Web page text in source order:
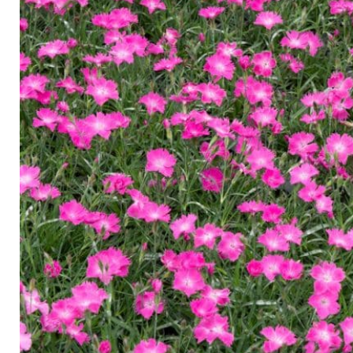
Arbustes de terre de bruyère
Plantes Grimpantes
Arbres fruitiers
Conifères
Plantes méditerranéennes et exotiques
Rosiers
Plantes
Plantes
Plantes
Plantes
Plantes
Plantes
Plantes
Lavande